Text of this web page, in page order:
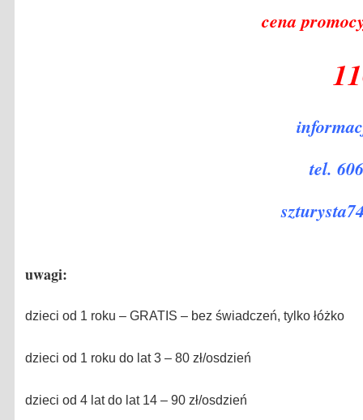
cena
tel.
uwagi:
dzieci od 1 roku – GRATIS – bez świadczeń, tylko łóżko
dzieci od 1 roku do lat 3 – 80 zł/osdzień
dzieci od 4 lat do lat 14 – 90 zł/osdzień